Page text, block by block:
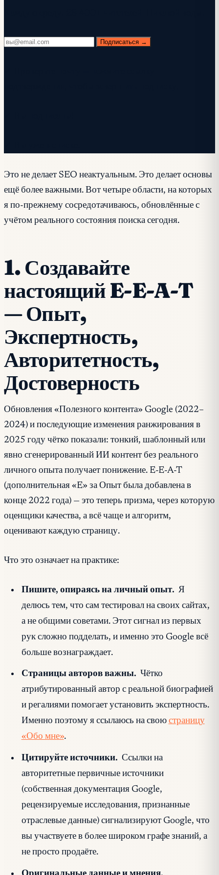
Подписаться →
Это не делает SEO неактуальным. Это делает основы
ещё более важными. Вот четыре области, на которых
я по-прежнему сосредотачиваюсь, обновлённые с
учётом реального состояния поиска сегодня.
1. Создавайте
настоящий E-E-A-T
— Опыт,
Экспертность,
Авторитетность,
Достоверность
Обновления «Полезного контента» Google (2022–
2024) и последующие изменения ранжирования в
2025 году чётко показали: тонкий, шаблонный или
явно сгенерированный ИИ контент без реального
личного опыта получает понижение. E-E-A-T
(дополнительная «E» за Опыт была добавлена в
конце 2022 года) — это теперь призма, через которую
оценщики качества, а всё чаще и алгоритм,
оценивают каждую страницу.
Что это означает на практике:
Пишите, опираясь на личный опыт. Я
делюсь тем, что сам тестировал на своих сайтах,
а не общими советами. Этот сигнал из первых
рук сложно подделать, и именно это Google всё
больше вознаграждает.
Страницы авторов важны. Чётко
атрибутированный автор с реальной биографией
и регалиями помогает установить экспертность.
Именно поэтому я ссылаюсь на свою страницу
«Обо мне».
Цитируйте источники. Ссылки на
авторитетные первичные источники
(собственная документация Google,
рецензируемые исследования, признанные
отраслевые данные) сигнализируют Google, что
вы участвуете в более широком графе знаний, а
не просто продаёте.